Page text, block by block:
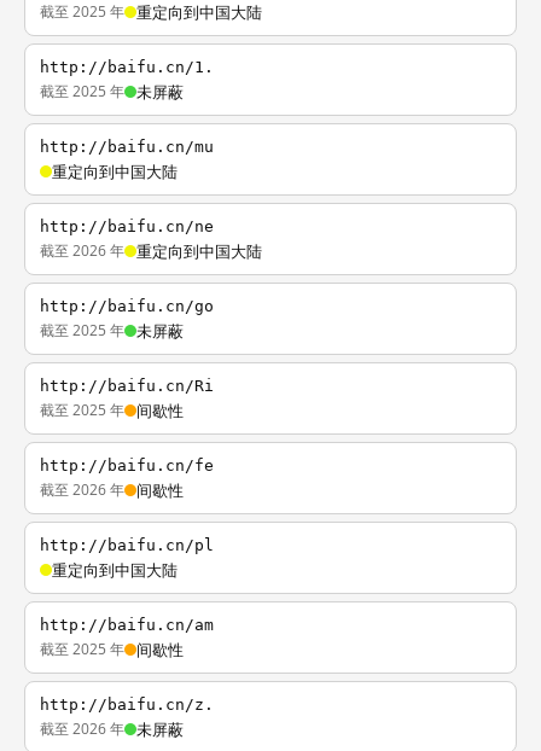
截至 2025 年 重定向到中国大陆
http://baifu.cn/1.
截至 2025 年 未屏蔽
http://baifu.cn/mu
重定向到中国大陆
http://baifu.cn/ne
截至 2026 年 重定向到中国大陆
http://baifu.cn/go
截至 2025 年 未屏蔽
http://baifu.cn/Ri
截至 2025 年 间歇性
http://baifu.cn/fe
截至 2026 年 间歇性
http://baifu.cn/pl
重定向到中国大陆
http://baifu.cn/am
截至 2025 年 间歇性
http://baifu.cn/z.
截至 2026 年 未屏蔽